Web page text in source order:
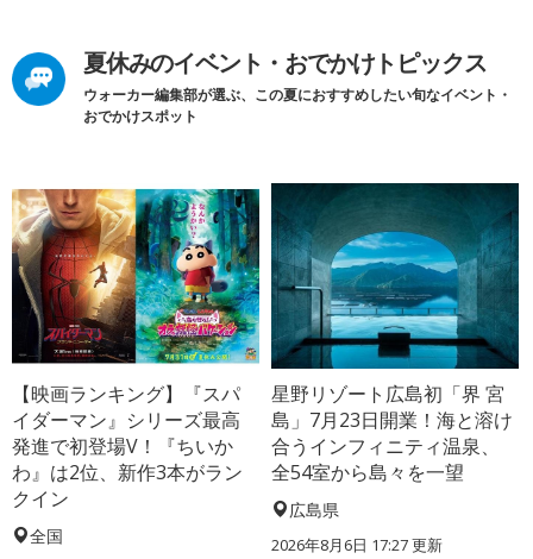
夏休みのイベント・おでかけトピックス
ウォーカー編集部が選ぶ、この夏におすすめしたい旬なイベント・
おでかけスポット
【映画ランキング】『スパ
イダーマン』シリーズ最高
発進で初登場V！『ちいか
わ』は2位、新作3本がラン
クイン
全国
星野リゾート広島初「界 宮
島」7月23日開業！海と溶け
合うインフィニティ温泉、
全54室から島々を一望
広島県
2026年8月6日 17:27更新